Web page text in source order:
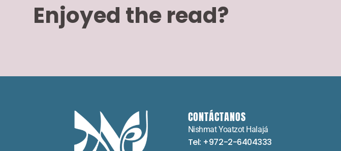
Enjoyed the read?
CONTÁCTANOS
Nishmat Yoatzot Halajá
Tel: +972-2-6404333